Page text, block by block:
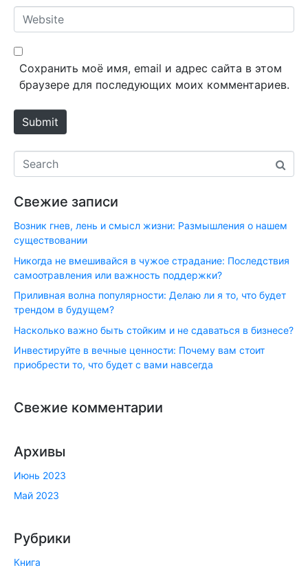
*
a
*
W
e
b
e
Сохранить моё имя, email и адрес сайта в этом
браузере для последующих моих комментариев.
Submit
Свежие записи
Возник гнев, лень и смысл жизни: Размышления о нашем
существовании
Никогда не вмешивайся в чужое страдание: Последствия
самоотравления или важность поддержки?
Приливная волна популярности: Делаю ли я то, что будет
трендом в будущем?
Насколько важно быть стойким и не сдаваться в бизнесе?
Инвестируйте в вечные ценности: Почему вам стоит
приобрести то, что будет с вами навсегда
Свежие комментарии
Архивы
Июнь 2023
Май 2023
Рубрики
Книга